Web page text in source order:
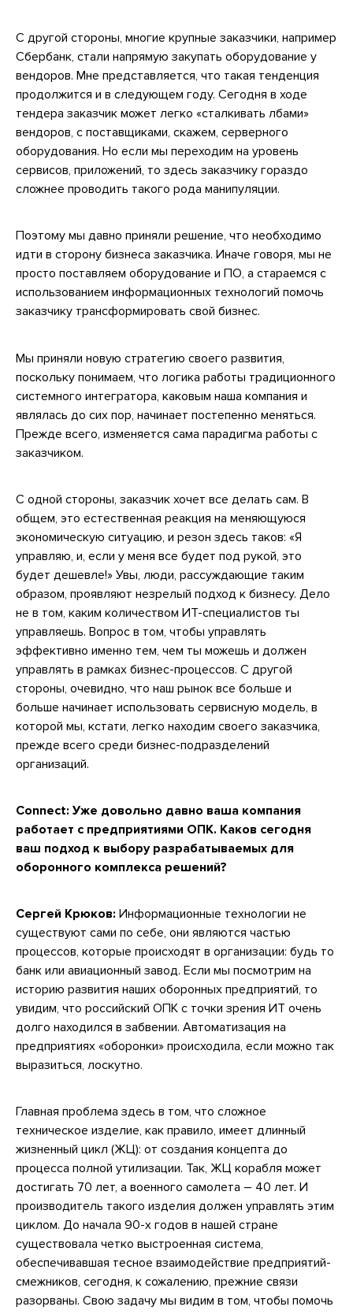
С другой стороны, многие крупные заказчики, например
Сбербанк, стали напрямую закупать оборудование у
вендоров. Мне представляется, что такая тенденция
продолжится и в следующем году. Сегодня в ходе
тендера заказчик может легко «сталкивать лбами»
вендоров, с поставщиками, скажем, серверного
оборудования. Но если мы переходим на уровень
сервисов, приложений, то здесь заказчику гораздо
сложнее проводить такого рода манипуляции.
Поэтому мы давно приняли решение, что необходимо
идти в сторону бизнеса заказчика. Иначе говоря, мы не
просто поставляем оборудование и ПО, а стараемся с
использованием информационных технологий помочь
заказчику трансформировать свой бизнес.
Мы приняли новую стратегию своего развития,
поскольку понимаем, что логика работы традиционного
системного интегратора, каковым наша компания и
являлась до сих пор, начинает постепенно меняться.
Прежде всего, изменяется сама парадигма работы с
заказчиком.
С одной стороны, заказчик хочет все делать сам. В
общем, это естественная реакция на меняющуюся
экономическую ситуацию, и резон здесь таков: «Я
управляю, и, если у меня все будет под рукой, это
будет дешевле!» Увы, люди, рассуждающие таким
образом, проявляют незрелый подход к бизнесу. Дело
не в том, каким количеством ИТ-специалистов ты
управляешь. Вопрос в том, чтобы управлять
эффективно именно тем, чем ты можешь и должен
управлять в рамках бизнес-процессов. С другой
стороны, очевидно, что наш рынок все больше и
больше начинает использовать сервисную модель, в
которой мы, кстати, легко находим своего заказчика,
прежде всего среди бизнес-подразделений
организаций.
Connect: Уже довольно давно ваша компания
работает с предприятиями ОПК. Каков сегодня
ваш подход к выбору разрабатываемых для
оборонного комплекса решений?
Сергей Крюков: Информационные технологии не
существуют сами по себе, они являются частью
процессов, которые происходят в организации: будь то
банк или авиационный завод. Если мы посмотрим на
историю развития наших оборонных предприятий, то
увидим, что российский ОПК с точки зрения ИТ очень
долго находился в забвении. Автоматизация на
предприятиях «оборонки» происходила, если можно так
выразиться, лоскутно.
Главная проблема здесь в том, что сложное
техническое изделие, как правило, имеет длинный
жизненный цикл (ЖЦ): от создания концепта до
процесса полной утилизации. Так, ЖЦ корабля может
достигать 70 лет, а военного самолета – 40 лет. И
производитель такого изделия должен управлять этим
циклом. До начала 90-х годов в нашей стране
существовала четко выстроенная система,
обеспечивавшая тесное взаимодействие предприятий-
смежников, сегодня, к сожалению, прежние связи
разорваны. Свою задачу мы видим в том, чтобы помочь